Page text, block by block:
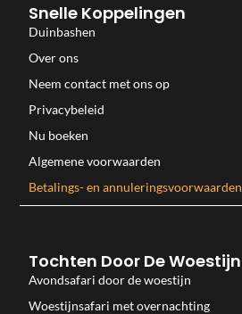
Snelle Koppelingen
Duinbashen
Over ons
Neem contact met ons op
Privacybeleid
Nu boeken
Algemene voorwaarden
Betalings- en annuleringsvoorwaarden
Tochten Door De Woestijn
Avondsafari door de woestijn
Woestijnsafari met overnachting